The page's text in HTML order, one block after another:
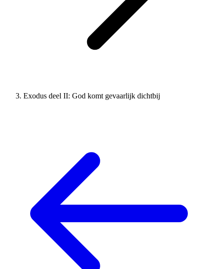
Exodus deel II: God komt gevaarlijk dichtbij